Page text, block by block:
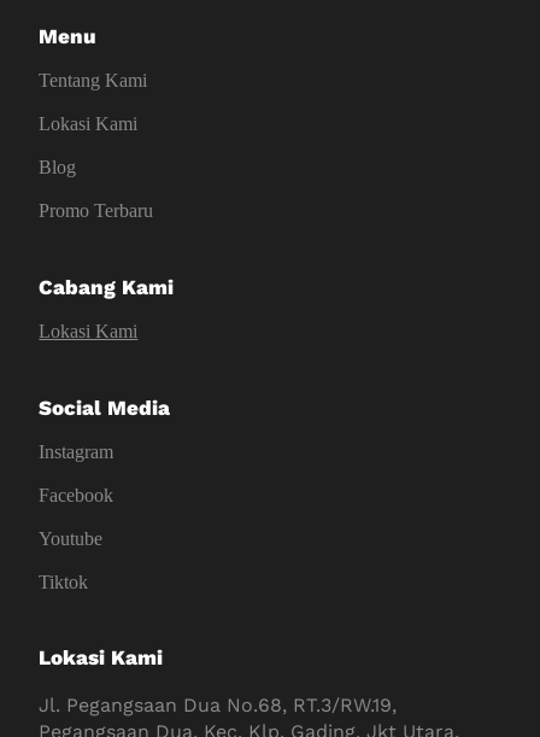
Menu
Tentang Kami
Lokasi Kami
Blog
Promo Terbaru
Cabang Kami
Lokasi Kami
Social Media
Instagram
Facebook
Youtube
Tiktok
Lokasi Kami
Jl. Pegangsaan Dua No.68, RT.3/RW.19,
Pegangsaan Dua, Kec. Klp. Gading, Jkt Utara,